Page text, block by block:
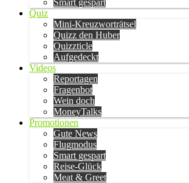
Smart gespart
Quiz
Mini-Kreuzworträtsel
Quizz den Huber
Quizzticle
Aufgedeckt
Videos
Reportagen
Fragenbot
Wein doch
MoneyTalks
Promotionen
Gute News
Flugmodus
Smart gespart
Reise-Glück
Meat & Greet